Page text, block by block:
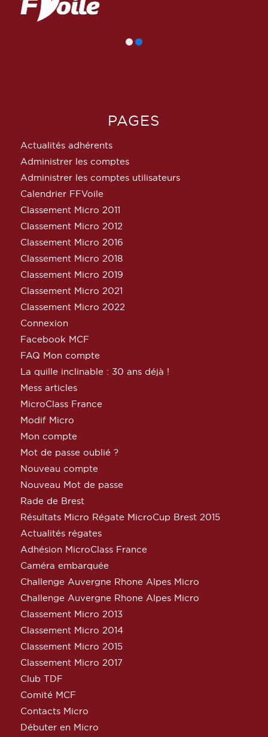
PAGES
Actualités adhérents
Administrer les comptes
Administrer les comptes utilisateurs
Calendrier FFVoile
Classement Micro 2011
Classement Micro 2012
Classement Micro 2016
Classement Micro 2018
Classement Micro 2019
Classement Micro 2021
Classement Micro 2022
Connexion
Facebook MCF
FAQ Mon compte
La quille inclinable : 30 ans déjà !
Mess articles
MicroClass France
Modif Micro
Mon compte
Mot de passe oublié ?
Nouveau compte
Nouveau Mot de passe
Rade de Brest
Résultats Micro Régate MicroCup Brest 2015
Actualités régates
Adhésion MicroClass France
Caméra embarquée
Challenge Auvergne Rhone Alpes Micro
Challenge Auvergne Rhone Alpes Micro
Classement Micro 2013
Classement Micro 2014
Classement Micro 2015
Classement Micro 2017
Club TDF
Comité MCF
Contacts Micro
Débuter en Micro